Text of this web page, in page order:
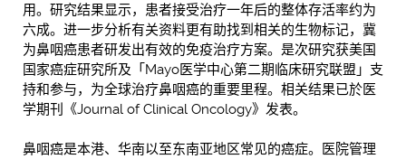
用。研究结果显示，患者接受治疗一年后的整体存活率约为
六成。进一步分析有关资料更有助找到相关的生物标记，冀
为鼻咽癌患者研发出有效的免疫治疗方案。是次研究获美国
国家癌症研究所及「Mayo医学中心第二期临床研究联盟」支
持和参与，为全球治疗鼻咽癌的重要里程。相关结果已於医
学期刊《Journal of Clinical Oncology》发表。
鼻咽癌是本港、华南以至东南亚地区常见的癌症。医院管理